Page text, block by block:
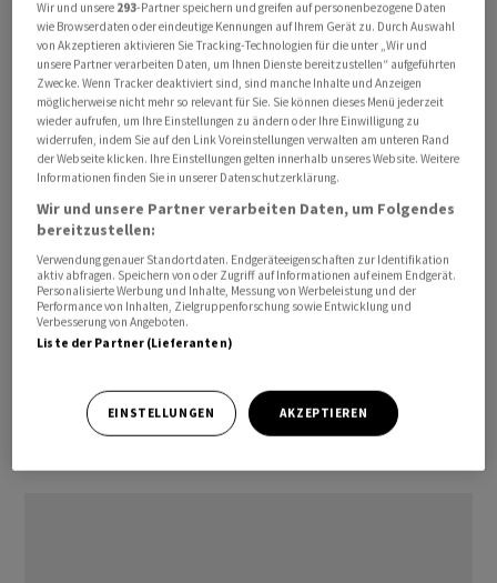
Im Vergleich zum Vormonat ging die Zahl der
Firmengründungen aber um 14 Prozent zurück. Jedoch
wurden im Vormonat auch vergleichsweise viele Firmen
neu ins Handelsregister aufgenommen.
Die Zahl der Firmenlöschungen sank im Jahresvergleich
um 1,5 Prozent auf 2602. Im Vergleich zum Juni sind das
19 Prozent weniger.
Die Zahlen deuteten auf eine weiterhin solide und
wachsende Wirtschaft in der Schweiz hin. Unternehmen
würden trotz der Herausforderungen weiterhin aktiv
aufrechterhalten, heisst es in der Mitteilung weiter.
Wir und unsere 293-Partner speichern und greifen auf personenbezogene Daten
wie Browserdaten oder eindeutige Kennungen auf Ihrem Gerät zu. Durch Auswahl
von Akzeptieren aktivieren Sie Tracking-Technologien für die unter „Wir und
unsere Partner verarbeiten Daten, um Ihnen Dienste bereitzustellen“ aufgeführten
Zwecke. Wenn Tracker deaktiviert sind, sind manche Inhalte und Anzeigen
möglicherweise nicht mehr so relevant für Sie. Sie können dieses Menü jederzeit
wieder aufrufen, um Ihre Einstellungen zu ändern oder Ihre Einwilligung zu
widerrufen, indem Sie auf den Link Voreinstellungen verwalten am unteren Rand
der Webseite klicken. Ihre Einstellungen gelten innerhalb unseres Website. Weitere
Informationen finden Sie in unserer Datenschutzerklärung.
Wir und unsere Partner verarbeiten Daten, um Folgendes
bereitzustellen:
Verwendung genauer Standortdaten. Endgeräteeigenschaften zur Identifikation
aktiv abfragen. Speichern von oder Zugriff auf Informationen auf einem Endgerät.
Personalisierte Werbung und Inhalte, Messung von Werbeleistung und der
Performance von Inhalten, Zielgruppenforschung sowie Entwicklung und
Verbesserung von Angeboten.
Liste der Partner (Lieferanten)
EINSTELLUNGEN AKZEPTIEREN